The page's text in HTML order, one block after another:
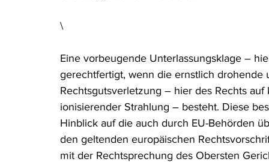
\
Eine vorbeugende Unterlassungsklage –
gerechtfertigt, wenn die ernstlich
Rechtsgutsverletzung – hier des Rechts
ionisierender Strahlung – besteht. Diese
Hinblick auf die auch durch EU-Behörden
den geltenden europäischen
mit der Rechtsprechung des Obersten